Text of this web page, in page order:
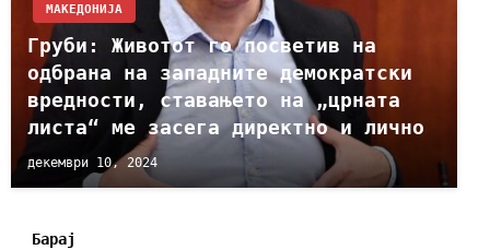
МАКЕДОНИЈА
Груби: Животот го посветив на
одбрана на западните демократски
вредности, ставањето на „црната
листа“ ме засега директно и лично
декември 10, 2024
Барај